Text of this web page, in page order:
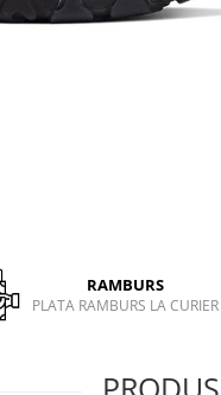
RAMBURS
PLATA RAMBURS LA CURIER